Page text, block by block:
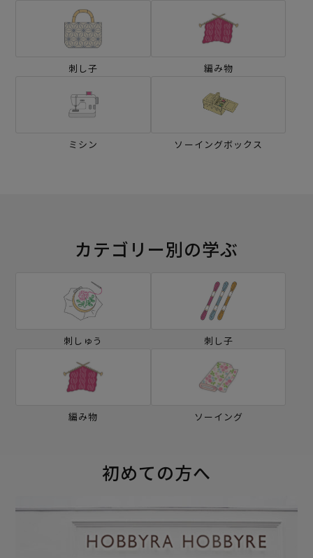
刺し子 編み物
ミシン ソーイングボックス
カテゴリー別の学ぶ
刺しゅう 刺し子
編み物 ソーイング
初めての方へ